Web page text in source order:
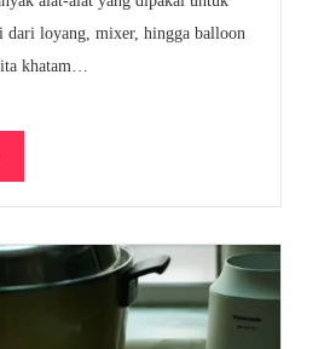
dari loyang, mixer, hingga balloon
khatam…